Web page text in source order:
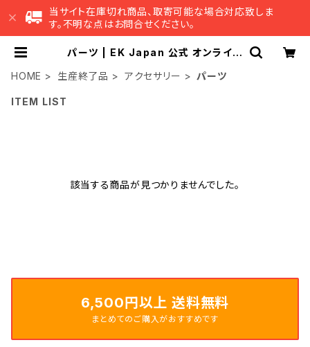
当サイト在庫切れ商品、取寄可能な場合対応致しま
す。不明な点はお問合せください。
パーツ | EK Japan 公式 オンライン
HOME
生産終了品 アクセサリー パーツ
ITEM LIST
該当する商品が見つかりませんでした。
6,500円以上 送料無料
まとめてのご購入がおすすめです